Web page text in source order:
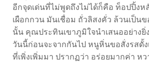
อีกจุดเด่นที่ไม่พูดถึงไม่ได้ก็คือ ท็อปปิ้งห
เผือกกวน มันเชื่อม ถั่วลิสงคั่ว ล้วนเป็นข
นั้น คุณประทินเขาภูมิใจนำเสนออย่างยิ่
วันนี้ก่อนจะจากกันไป หนูหิ่นขอสั่งรสดั้
ที่เพิ่งเพิ่มมา ปรากฏว่า อร่อยมากค่า ห